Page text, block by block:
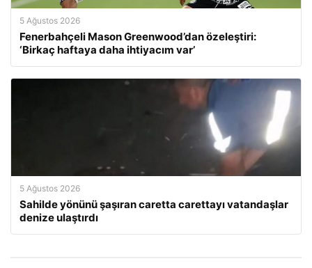
5 Ağustos 2026
Fenerbahçeli Mason Greenwood’dan özeleştiri:
‘Birkaç haftaya daha ihtiyacım var’
5 Ağustos 2026
Sahilde yönünü şaşıran caretta carettayı vatandaşlar
denize ulaştırdı